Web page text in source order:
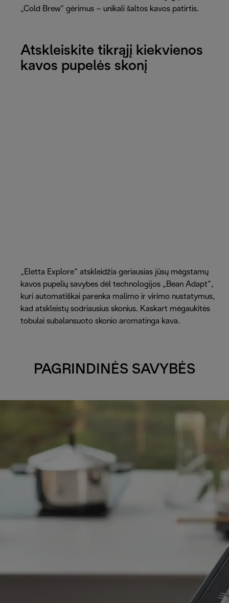
„Cold Brew“ gėrimus – unikali šaltos kavos patirtis.
Atskleiskite tikrąjį kiekvienos
kavos pupelės skonį
„Eletta Explore“ atskleidžia geriausias jūsų mėgstamų
kavos pupelių savybes dėl technologijos „Bean Adapt“,
kuri automatiškai parenka malimo ir virimo nustatymus,
kad atskleistų sodriausius skonius. Kaskart mėgaukitės
tobulai subalansuoto skonio aromatinga kava.
PAGRINDINĖS SAVYBĖS